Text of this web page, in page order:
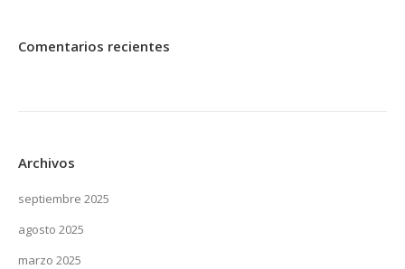
Comentarios recientes
Archivos
septiembre 2025
agosto 2025
marzo 2025